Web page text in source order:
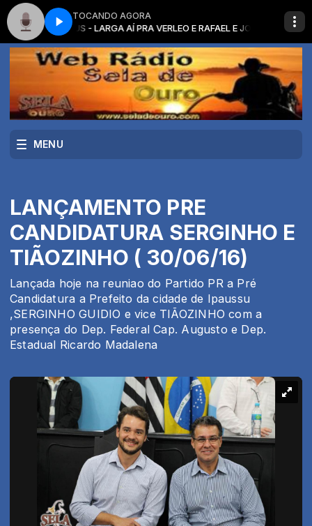
TOCANDO AGORA
E MATHEUS - LARGA AÍ PRA VERLEO E RAFAEL E JORGE E MATHEUS
MENU
LANÇAMENTO PRE
CANDIDATURA SERGINHO E
TIÃOZINHO ( 30/06/16)
Lançada hoje na reuniao do Partido PR a Pré
Candidatura a Prefeito da cidade de Ipaussu
,SERGINHO GUIDIO e vice TIÃOZINHO com a
presença do Dep. Federal Cap. Augusto e Dep.
Estadual Ricardo Madalena